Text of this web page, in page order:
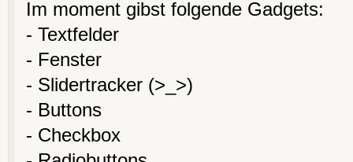
Im moment gibst folgende Gadgets:
- Textfelder
- Fenster
- Slidertracker (>_>)
- Buttons
- Checkbox